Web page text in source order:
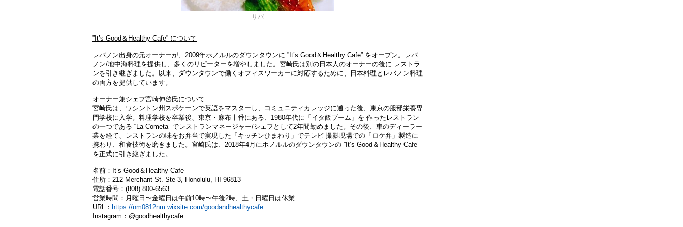
サバ
”It’s Good＆Healthy Cafe” について
レバノン出身の元オーナーが、2009年ホノルルのダウンタウンに ”It’s Good＆Healthy Cafe” をオープン。レバ
ノン/地中海料理を提供し、多くのリピーターを増やしました。宮崎氏は別の日本人のオーナーの後に レストラ
ンを引き継ぎました。以来、ダウンタウンで働くオフィスワーカーに対応するために、日本料理とレバノン料理
の両方を提供しています。
オーナー兼シェフ宮崎伸啓氏について
宮崎氏は、ワシントン州スポケーンで英語をマスターし、コミュニティカレッジに通った後、東京の服部栄養専
門学校に入学。料理学校を卒業後、東京・麻布十番にある、1980年代に「イタ飯ブーム」を 作ったレストラン
の一つである “La Cometa” でレストランマネージャー/シェフとして2年間勤めました。その後、車のディーラー
業を経て、レストランの味をお弁当で実現した「キッチンひまわり」でテレビ 撮影現場での「ロケ弁」製造に
携わり、和食技術を磨きました。宮崎氏は、2018年4月にホノルルのダウンタウンの ”It’s Good＆Healthy Cafe”
を正式に引き継ぎました。
名前：It’s Good＆Healthy Cafe
住所：212 Merchant St. Ste 3, Honolulu, HI 96813
電話番号：(808) 800-6563
営業時間：月曜日〜金曜日は午前10時〜午後2時、土・日曜日は休業
URL： https://nm0812nm.wixsite.com/goodandhealthycafe
Instagram：@goodhealthycafe